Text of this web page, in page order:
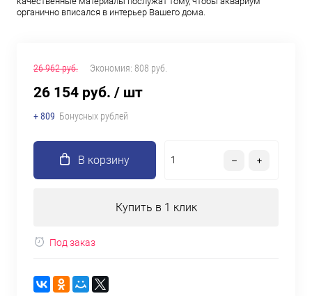
органично вписался в интерьер Вашего дома.
26 962 руб. Экономия: 808 руб.
26 154 руб. / шт
+ 809 Бонусных рублей
В корзину
Купить в 1 клик
Под заказ